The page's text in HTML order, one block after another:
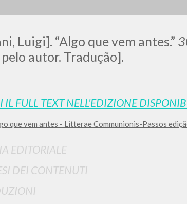
Luigi]. “Algo que vem antes.”
autor. Tradução].
IL FULL TEXT NELL'EDIZIONE
que vem antes - Litterae Communionis-Passos
EDITORIALE
DEI CONTENUTI
LUIGI
scritti
CRITERI REDAZIONALI INFO DI